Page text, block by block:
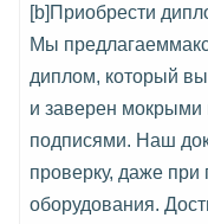
[b]Приобрести
Мы
диплом, который
и заверен мокрыми
подписями. Наш
проверку, даже
оборудования.